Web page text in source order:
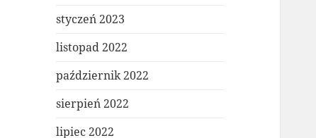
styczeń 2023
listopad 2022
październik 2022
sierpień 2022
lipiec 2022